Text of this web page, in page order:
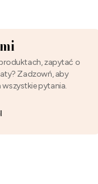
zapytać o
Zadzowń, aby
pytania.